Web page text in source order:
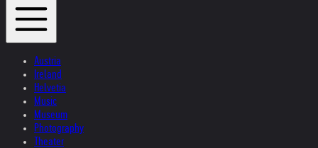
Austria
Ireland
Helvetia
Music
Museum
Photography
Theater